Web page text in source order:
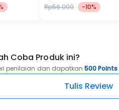
Rp56.000 -10%
Coba Produk ini?
penilaian dan dapatkan 500 Points
Tulis Review